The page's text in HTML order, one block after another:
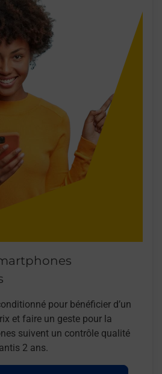
pour bénéficier d’un
et faire un geste pour la
suivent un contrôle qualité
2 ans.